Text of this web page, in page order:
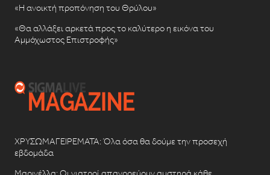
«Η ανοικτή προπόνηση του Θρύλου»
«Θα αλλάξει αρκετά προς το καλύτερο η εικόνα του
Αμμόχωστος Επιστροφής»
ΧΡΥΣΩΜΑΓΕΙΡΕΜΑΤΑ: Όλα όσα θα δούμε την προσεχή
εβδομάδα